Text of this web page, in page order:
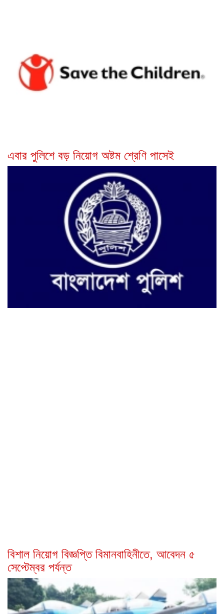
এবার পুলিশে বড় নিয়োগ অষ্টম শ্রেণি পাসেই
বিশাল নিয়োগ বিজ্ঞপ্তি বিমানবাহিনীতে, আবেদন ৫
সেপ্টেম্বর পর্যন্ত